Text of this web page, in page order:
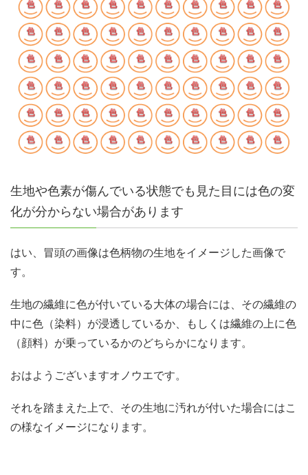
生地や色素が傷んでいる状態でも見た目には色の変
化が分からない場合があります
はい、冒頭の画像は色柄物の生地をイメージした画像で
す。
生地の繊維に色が付いている大体の場合には、その繊維の
中に色（染料）が浸透しているか、もしくは繊維の上に色
（顔料）が乗っているかのどちらかになります。
おはようございますオノウエです。
それを踏まえた上で、その生地に汚れが付いた場合にはこ
の様なイメージになります。